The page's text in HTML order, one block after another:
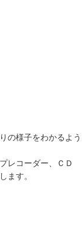
様子をわかるよう
コーダー、ＣＤ
す。